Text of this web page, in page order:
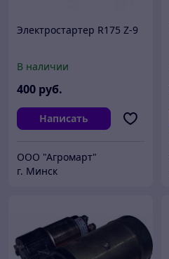
Электростартер R175 Z-9
В наличии
400 руб.
Написать
ООО "Агромарт"
г. Минск